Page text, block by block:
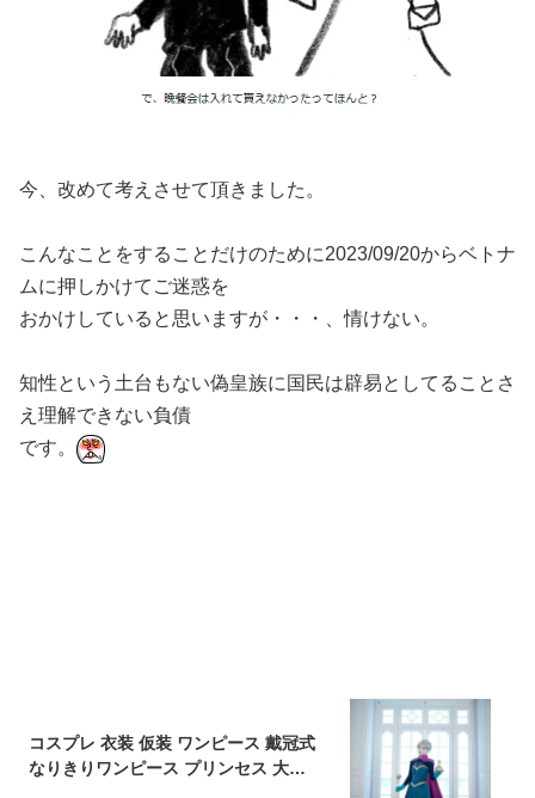
今、改めて考えさせて頂きました。
こんなことをすることだけのために2023/09/20からベトナ
ムに押しかけてご迷惑を
おかけしていると思いますが・・・、情けない。
知性という土台もない偽皇族に国民は辟易としてることさ
え理解できない負債
です。
コスプレ 衣装 仮装 ワンピース 戴冠式
なりきりワンピース プリンセス 大き